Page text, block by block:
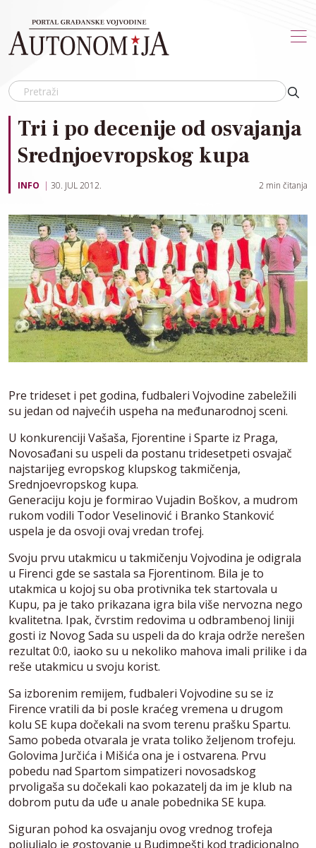
Tri i po decenije od osvajanja
Srednjoevropskog kupa
INFO 30. JUL 2012. 2 min čitanja
Pre trideset i pet godina, fudbaleri Vojvodine zabeležili
su jedan od najvećih uspeha na međunarodnoj sceni.
U konkurenciji Vašaša, Fjorentine i Sparte iz Praga,
Novosađani su uspeli da postanu tridesetpeti osvajač
najstarijeg evropskog klupskog takmičenja,
Srednjoevropskog kupa.
Generaciju koju je formirao Vujadin Boškov, a mudrom
rukom vodili Todor Veselinović i Branko Stanković
uspela je da osvoji ovaj vredan trofej.
Svoju prvu utakmicu u takmičenju Vojvodina je odigrala
u Firenci gde se sastala sa Fjorentinom. Bila je to
utakmica u kojoj su oba protivnika tek startovala u
Kupu, pa je tako prikazana igra bila više nervozna nego
kvalitetna. Ipak, čvrstim redovima u odbrambenoj liniji
gosti iz Novog Sada su uspeli da do kraja održe nerešen
rezultat 0:0, iaoko su u nekoliko mahova imali prilike i da
reše utakmicu u svoju korist.
Sa izborenim remijem, fudbaleri Vojvodine su se iz
Firence vratili da bi posle kraćeg vremena u drugom
kolu SE kupa dočekali na svom terenu prašku Spartu.
Samo pobeda otvarala je vrata toliko željenom trofeju.
Golovima Jurčića i Mišića ona je i ostvarena. Prvu
pobedu nad Spartom simpatizeri novosadskog
prvoligaša su dočekali kao pokazatelj da im je klub na
dobrom putu da uđe u anale pobednika SE kupa.
Siguran pohod ka osvajanju ovog vrednog trofeja
poljuljalo je gostovanje u Budimpešti kod tradicionalno